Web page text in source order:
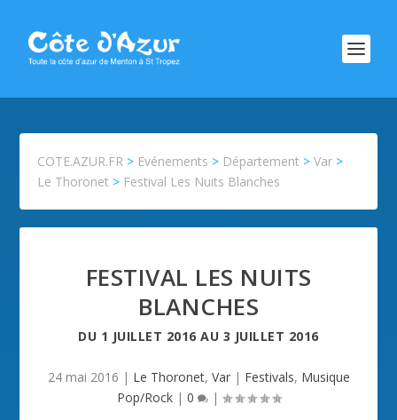
COTE.AZUR.FR > Evénements > Département >Var >
Le Thoronet > Festival Les Nuits Blanches
FESTIVAL LES NUITS
BLANCHES
DU 1 JUILLET 2016 AU 3 JUILLET 2016
24 mai 2016 | Le Thoronet, Var| Festivals, Musique
Pop/Rock| 0 |